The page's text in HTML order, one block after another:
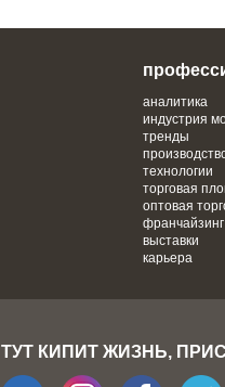
аналитика
индустрия
тренды
технологии
торговая
оптовая
франчайзинг
выставки
карьера
ТУТ КИПИТ ЖИЗНЬ,